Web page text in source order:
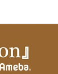
by Ameba